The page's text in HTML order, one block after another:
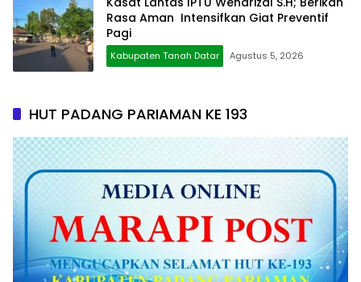
Rasa Aman Intensifkan Giat Preventif
Pagi
Kabupaten Tanah Datar Agustus 5, 2026
HUT PADANG PARIAMAN KE 193